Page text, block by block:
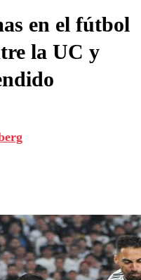
en el fútbol
la UC y